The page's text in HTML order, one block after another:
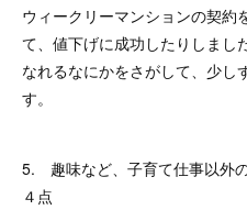
ウィークリーマンションの契約
て、値下げに成功したりしまし
なれるなにかをさがして、少し
す。
5. 趣味など、子育て仕事以外
４点